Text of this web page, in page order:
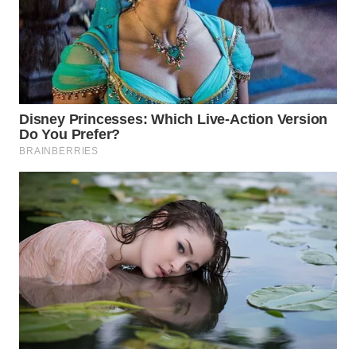
WAHANA
UMKM
WAHANA
SELEB
WAHANA
PERSONA
WAHANA
OTOMOTIF
WAHANA
HEALTH
WAHANA
DESA